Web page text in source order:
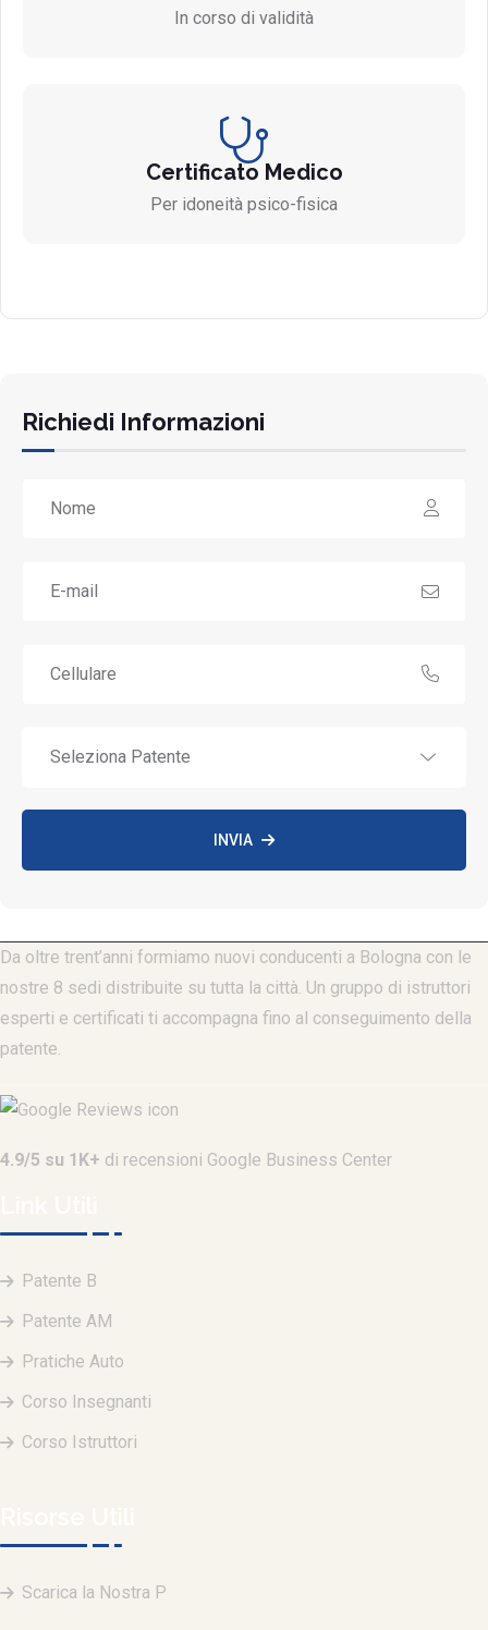
In corso di validità
Certificato Medico
Per idoneità psico-fisica
Richiedi Informazioni
INVIA
Da oltre trent’anni formiamo nuovi conducenti a Bologna con le
nostre 8 sedi distribuite su tutta la città. Un gruppo di istruttori
esperti e certificati ti accompagna fino al conseguimento della
patente.
4.9/5 su 1K+ di recensioni Google Business Center
Patente B
Patente AM
Pratiche Auto
Corso Insegnanti
Corso Istruttori
Scarica la Nostra P